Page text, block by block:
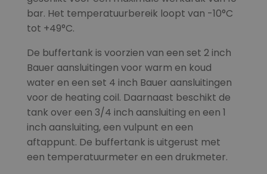
bar. Het temperatuurbereik loopt van -10°C
tot +49°C.
De buffertank is voorzien van een set 2 inch
Bauer aansluitingen voor warm en koud
water en een set 4 inch Bauer aansluitingen
voor de heating coil. Daarnaast beschikt de
tank over een 3/4 inch aansluiting en een 1
inch aansluiting, een vulpunt en een
aftappunt. De buffertank is uitgerust met
een temperatuurmeter en een drukmeter.